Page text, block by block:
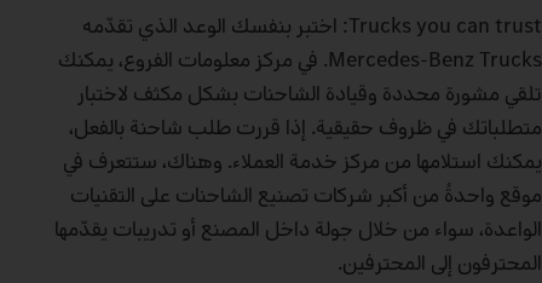
Trucks you can trust: اختبر بنفسك الوعد الذي تقدّمه
Mercedes‑Benz Trucks. في مركز معلومات الفروع، يمكنك
تلقي مشورة محددة وقيادة الشاحنات بشكل مكثف لاختبار
متطلباتك في ظروف حقيقية. إذا قررت طلب شاحنة بالفعل،
يمكنك استلامها من مركز خدمة العملاء. وهناك، ستتعرف في
موقع واحدةً من أكبر شركات تصنيع الشاحنات على التقنيات
الواعدة، سواء من خلال جولة داخل المصنع أو تدريبات يقدّمها
المحترفون إلى المحترفين.